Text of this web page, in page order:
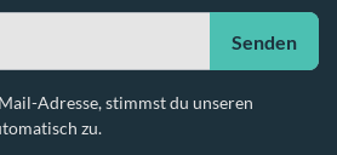
Senden
Adresse, stimmst du unseren
zu.